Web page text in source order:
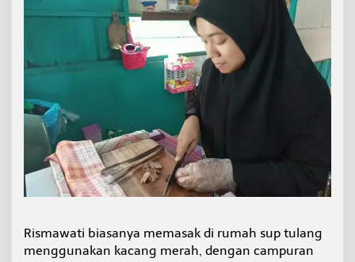
Rismawati biasanya memasak di rumah sup tulang
menggunakan kacang merah, dengan campuran